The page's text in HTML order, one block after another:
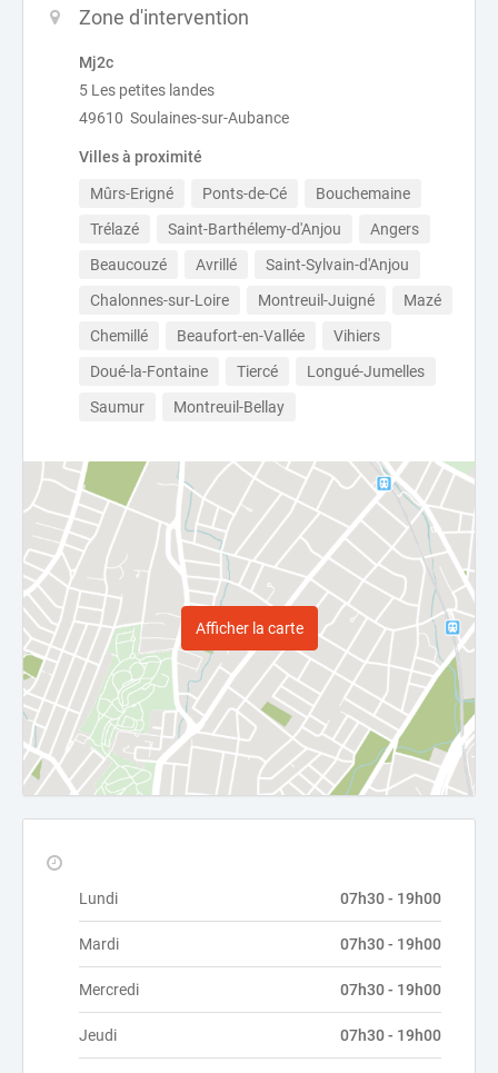
Zone d'intervention
Mj2c
5 Les petites landes
49610 Soulaines-sur-Aubance
Villes à proximité
Mûrs-Erigné Ponts-de-Cé
Bouchemaine
Trélazé
Saint-Barthélemy-d'Anjou
Angers
Beaucouzé
Avrillé
Saint-Sylvain-d'Anjou
Chalonnes-sur-Loire
Montreuil-Juigné
Mazé
Chemillé
Beaufort-en-Vallée
Vihiers
Doué-la-Fontaine
Tiercé
Longué-Jumelles
Saumur
Montreuil-Bellay
Afficher la carte
Lundi 07h30 - 19h00
Mardi 07h30 - 19h00
Mercredi 07h30 - 19h00
Jeudi 07h30 - 19h00